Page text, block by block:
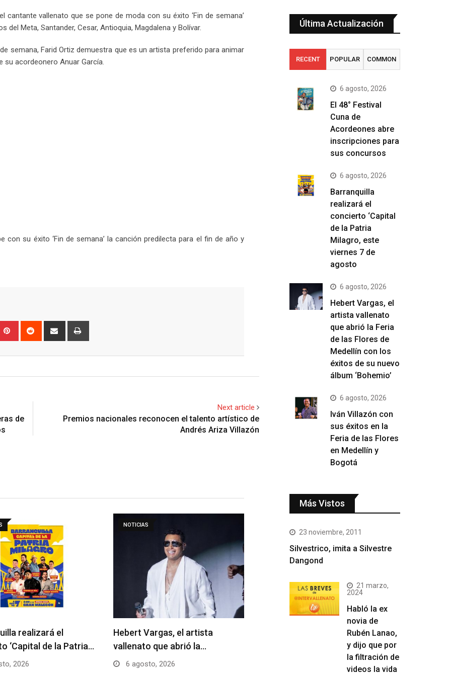
vallenato que se pone de moda con su éxito ‘Fin de semana’
Meta, Santander, Cesar, Antioquia, Magdalena y Bolívar.
semana, Farid Ortiz demuestra que es un artista preferido para animar
acordeonero Anuar García.
con su éxito ‘Fin de semana’ la canción predilecta para el fin de año y
Pinterest Reddit
Share
de
Next article
Premios nacionales reconocen el talento artístico de
Andrés Ariza Villazón
realizará el
‘Capital de la Patria…
2026
NOTICIAS
Hebert Vargas, el artista
vallenato que abrió la…
6 agosto, 2026
Última Actualización
RECENT POPULAR COMMON
6 agosto, 2026
El 48° Festival
Cuna de
Acordeones abre
inscripciones para
sus concursos
6 agosto, 2026
Barranquilla
realizará el
concierto ‘Capital
de la Patria
Milagro, este
viernes 7 de
agosto
6 agosto, 2026
Hebert Vargas, el
artista vallenato
que abrió la Feria
de las Flores de
Medellín con los
éxitos de su nuevo
álbum ‘Bohemio’
6 agosto, 2026
Iván Villazón con
sus éxitos en la
Feria de las Flores
en Medellín y
Bogotá
Más Vistos
23 noviembre, 2011
Silvestrico, imita a Silvestre
Dangond
21 marzo,
2024
Habló la ex
novia de
Rubén Lanao,
y dijo que por
la filtración de
videos la vida